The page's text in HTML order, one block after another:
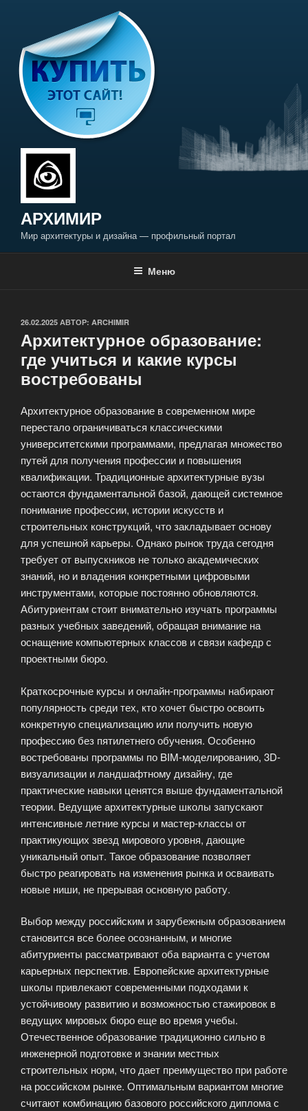
содержимому
АРХИМИР
Мир архитектуры и дизайна — профильный портал
Меню
ОПУБЛИКОВАНО
26.02.2025 АВТОР: ARCHIMIR
Архитектурное образование:
где учиться и какие курсы
востребованы
Архитектурное образование в современном мире
перестало ограничиваться классическими
университетскими программами, предлагая множество
путей для получения профессии и повышения
квалификации. Традиционные архитектурные вузы
остаются фундаментальной базой, дающей системное
понимание профессии, истории искусств и
строительных конструкций, что закладывает основу
для успешной карьеры. Однако рынок труда сегодня
требует от выпускников не только академических
знаний, но и владения конкретными цифровыми
инструментами, которые постоянно обновляются.
Абитуриентам стоит внимательно изучать программы
разных учебных заведений, обращая внимание на
оснащение компьютерных классов и связи кафедр с
проектными бюро.
Краткосрочные курсы и онлайн-программы набирают
популярность среди тех, кто хочет быстро освоить
конкретную специализацию или получить новую
профессию без пятилетнего обучения. Особенно
востребованы программы по BIM-моделированию, 3D-
визуализации и ландшафтному дизайну, где
практические навыки ценятся выше фундаментальной
теории. Ведущие архитектурные школы запускают
интенсивные летние курсы и мастер-классы от
практикующих звезд мирового уровня, дающие
уникальный опыт. Такое образование позволяет
быстро реагировать на изменения рынка и осваивать
новые ниши, не прерывая основную работу.
Выбор между российским и зарубежным образованием
становится все более осознанным, и многие
абитуриенты рассматривают оба варианта с учетом
карьерных перспектив. Европейские архитектурные
школы привлекают современными подходами к
устойчивому развитию и возможностью стажировок в
ведущих мировых бюро еще во время учебы.
Отечественное образование традиционно сильно в
инженерной подготовке и знании местных
строительных норм, что дает преимущество при работе
на российском рынке. Оптимальным вариантом многие
считают комбинацию базового российского диплома с